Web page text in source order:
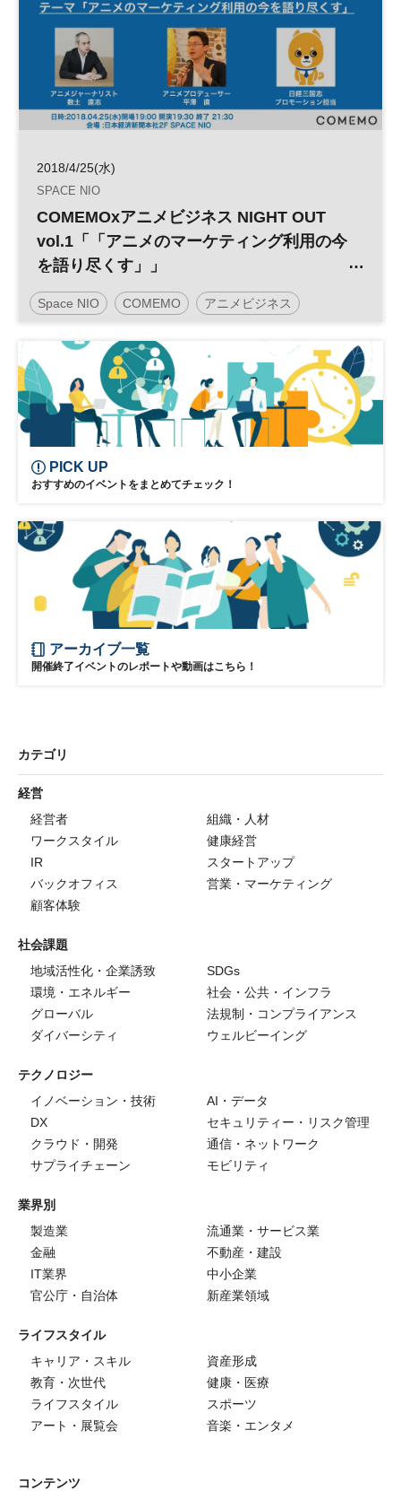
2018/4/25(水)
SPACE NIO
COMEMOxアニメビジネス NIGHT OUT
vol.1「「アニメのマーケティング利⽤の今
を語り尽くす」」
※イベントのレポート記事にリンクしま
す。
Space NIO COMEMO アニメビジネス
PICK UP
おすすめのイベントをまとめてチェック！
アーカイブ一覧
開催終了イベントのレポートや動画はこちら！
カテゴリ
経営
経営者
組織・人材
ワークスタイル
健康経営
IR
スタートアップ
バックオフィス
営業・マーケティング
顧客体験
社会課題
地域活性化・企業誘致
SDGs
環境・エネルギー
社会・公共・インフラ
グローバル
法規制・コンプライアンス
ダイバーシティ
ウェルビーイング
テクノロジー
イノベーション・技術
AI・データ
DX
セキュリティー・リスク管理
クラウド・開発
通信・ネットワーク
サプライチェーン
モビリティ
業界別
製造業
流通業・サービス業
金融
不動産・建設
IT業界
中小企業
官公庁・自治体
新産業領域
ライフスタイル
キャリア・スキル
資産形成
教育・次世代
健康・医療
ライフスタイル
スポーツ
アート・展覧会
音楽・エンタメ
コンテンツ